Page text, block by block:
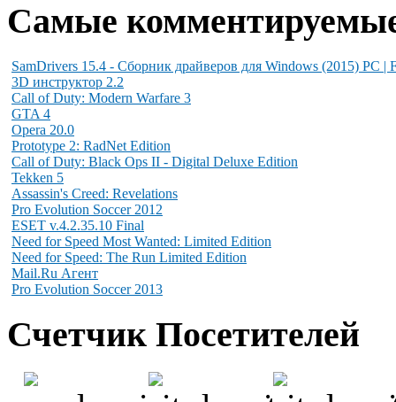
Самые
SamDrivers 15.4 - Сборник драйверов для Windows (2015) PC |
3D инструктор 2.2
Call of Duty: Modern Warfare 3
GTA 4
Opera 20.0
Prototype 2: RadNet Edition
Call of Duty: Black Ops II - Digital Deluxe Edition
Tekken 5
Assassin's Creed: Revelations
Pro Evolution Soccer 2012
ESET v.4.2.35.10 Final
Need for Speed Most Wanted: Limited Edition
Need for Speed: The Run Limited Edition
Mail.Ru Агент
Pro Evolution Soccer 2013
Счетчик Посетителей